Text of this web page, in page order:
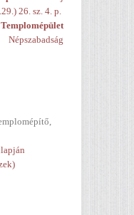
26. sz. 4. p.
Templomépület